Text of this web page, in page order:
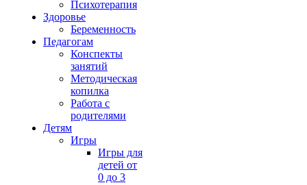
Психотерапия
Здоровье
Беременность
Педагогам
Конспекты
занятий
Методическая
копилка
Работа с
родителями
Детям
Игры
Игры для
детей от
0 до 3